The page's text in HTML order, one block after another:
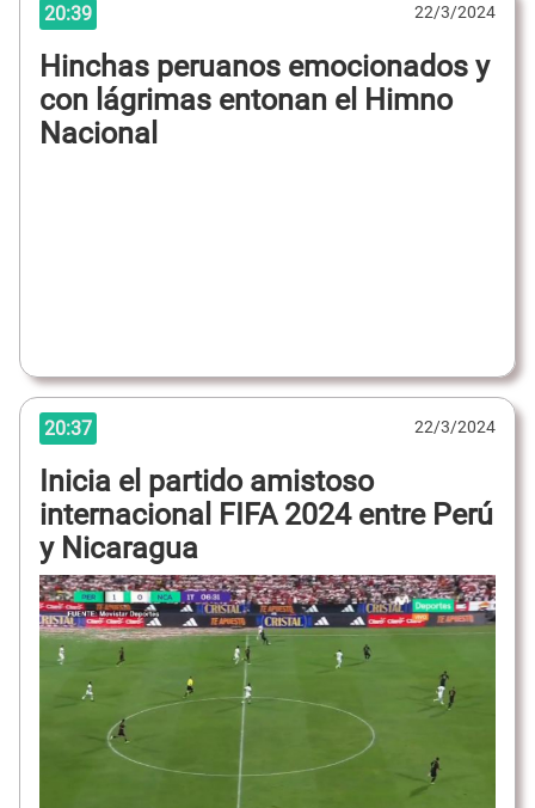
20:39 22/3/2024
Hinchas peruanos emocionados y
con lágrimas entonan el Himno
Nacional
20:37 22/3/2024
Inicia el partido amistoso
internacional FIFA 2024 entre Perú
y Nicaragua